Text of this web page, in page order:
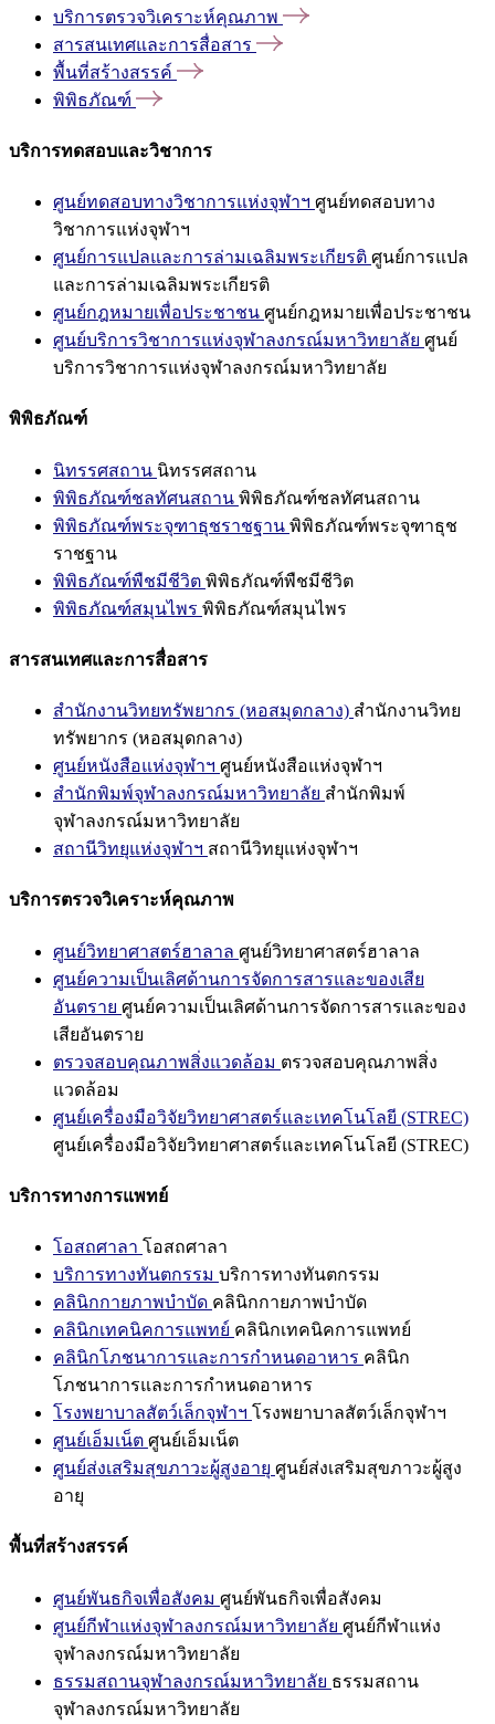
บริการตรวจวิเคราะห์คุณภาพ
สารสนเทศและการสื่อสาร
พื้นที่สร้างสรรค์
พิพิธภัณฑ์
บริการทดสอบและวิชาการ
ศูนย์ทดสอบทางวิชาการแห่งจุฬาฯ ศูนย์ทดสอบทาง
วิชาการแห่งจุฬาฯ
ศูนย์การแปลและการล่ามเฉลิมพระเกียรติ ศูนย์การแปล
และการล่ามเฉลิมพระเกียรติ
ศูนย์กฎหมายเพื่อประชาชน ศูนย์กฎหมายเพื่อประชาชน
ศูนย์บริการวิชาการแห่งจุฬาลงกรณ์มหาวิทยาลัย ศูนย์
บริการวิชาการแห่งจุฬาลงกรณ์มหาวิทยาลัย
พิพิธภัณฑ์
นิทรรศสถาน นิทรรศสถาน
พิพิธภัณฑ์ชลทัศนสถาน พิพิธภัณฑ์ชลทัศนสถาน
พิพิธภัณฑ์พระจุฑาธุชราชฐาน พิพิธภัณฑ์พระจุฑาธุช
ราชฐาน
พิพิธภัณฑ์พืชมีชีวิต พิพิธภัณฑ์พืชมีชีวิต
พิพิธภัณฑ์สมุนไพร พิพิธภัณฑ์สมุนไพร
สารสนเทศและการสื่อสาร
สำนักงานวิทยทรัพยากร (หอสมุดกลาง) สำนักงานวิทย
ทรัพยากร (หอสมุดกลาง)
ศูนย์หนังสือแห่งจุฬาฯ ศูนย์หนังสือแห่งจุฬาฯ
สำนักพิมพ์จุฬาลงกรณ์มหาวิทยาลัย สำนักพิมพ์
จุฬาลงกรณ์มหาวิทยาลัย
สถานีวิทยุแห่งจุฬาฯ สถานีวิทยุแห่งจุฬาฯ
บริการตรวจวิเคราะห์คุณภาพ
ศูนย์วิทยาศาสตร์ฮาลาล ศูนย์วิทยาศาสตร์ฮาลาล
ศูนย์ความเป็นเลิศด้านการจัดการสารและของเสีย
อันตราย ศูนย์ความเป็นเลิศด้านการจัดการสารและของ
เสียอันตราย
ตรวจสอบคุณภาพสิ่งแวดล้อม ตรวจสอบคุณภาพสิ่ง
แวดล้อม
ศูนย์เครื่องมือวิจัยวิทยาศาสตร์และเทคโนโลยี (STREC)
ศูนย์เครื่องมือวิจัยวิทยาศาสตร์และเทคโนโลยี (STREC)
บริการทางการแพทย์
โอสถศาลา โอสถศาลา
บริการทางทันตกรรม บริการทางทันตกรรม
คลินิกกายภาพบำบัด คลินิกกายภาพบำบัด
คลินิกเทคนิคการแพทย์ คลินิกเทคนิคการแพทย์
คลินิกโภชนาการและการกำหนดอาหาร คลินิก
โภชนาการและการกำหนดอาหาร
โรงพยาบาลสัตว์เล็กจุฬาฯ โรงพยาบาลสัตว์เล็กจุฬาฯ
ศูนย์เอ็มเน็ต ศูนย์เอ็มเน็ต
ศูนย์ส่งเสริมสุขภาวะผู้สูงอายุ ศูนย์ส่งเสริมสุขภาวะผู้สูง
อายุ
พื้นที่สร้างสรรค์
ศูนย์พันธกิจเพื่อสังคม ศูนย์พันธกิจเพื่อสังคม
ศูนย์กีฬาแห่งจุฬาลงกรณ์มหาวิทยาลัย ศูนย์กีฬาแห่ง
จุฬาลงกรณ์มหาวิทยาลัย
ธรรมสถานจุฬาลงกรณ์มหาวิทยาลัย ธรรมสถาน
จุฬาลงกรณ์มหาวิทยาลัย